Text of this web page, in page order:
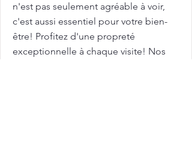
n'est pas seulement agréable à voir,
c'est aussi essentiel pour votre bien-
être! Profitez d'une propreté
exceptionnelle à chaque visite! Nos